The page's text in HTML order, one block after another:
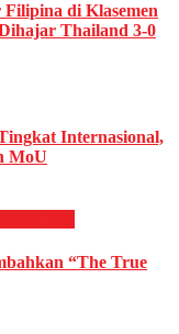
di Klasemen
Thailand 3-0
Internasional,
MoU
“The True